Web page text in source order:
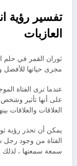
تفسير رؤية
العازبات
ثوران القمر في حلم
مجرى حياتها للأفضل
عندما ترى الفتاة
على أنها تأثير وشخص
العلاقات والعلاقات
يمكن أن تحذر رؤية
الفتاة من وجود
سمعة سمعتها ،